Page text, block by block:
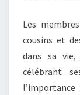
Les
cousins et
dans sa
célébrant